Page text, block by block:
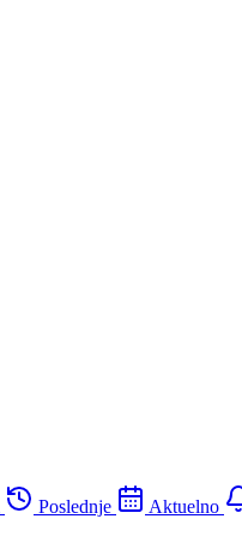
Poslednje Aktuelno